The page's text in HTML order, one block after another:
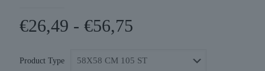
€26,49 - €56,75
tot
Product Type